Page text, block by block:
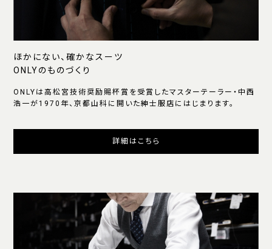
ほかにない、確かなスーツ
ONLYのものづくり
ONLYは高松宮技術奨励賜杯賞を受賞したマスターテーラー・中西
浩一が1970年、京都山科に開いた紳士服店にはじまります。
詳細はこちら